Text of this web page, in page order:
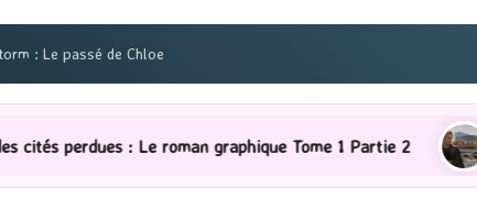
: Le passé de Chloe
Tome 1 Partie 2 [Série TV] The Madison : J’ai